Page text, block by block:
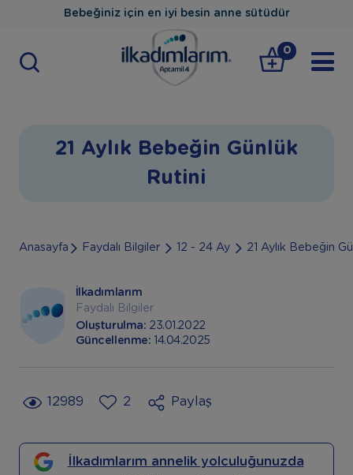
Bebeğiniz için en iyi besin anne sütüdür
0
21 Aylık Bebeğin Günlük
Rutini
Anasayfa Faydalı Bilgiler 12 - 24 Ay 21 Aylık Bebeğin
İlkadımlarım
Faydalı Bilgiler
Oluşturulma: 23.01.2022
Güncellenme:
14.04.2025
12989 2 Paylaş
İlkadımlarım annelik yolculuğunuzda